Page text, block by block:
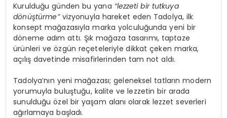
Kurulduğu günden bu yana “lezzeti bir tutkuya
dönüştürme”vizyonuyla hareket eden Tadolya, ilk
konsept mağazasıyla marka yolculuğunda yeni bir
döneme adım attı. Şık mağaza tasarımı, taptaze
ürünleri ve özgün reçeteleriyle dikkat çeken marka,
açılış davetinde misafirlerinden tam not aldı.
Tadolya’nın yeni mağazası; geleneksel tatların modern
yorumuyla buluştuğu, kalite ve lezzetin bir arada
sunulduğu özel bir yaşam alanı olarak lezzet severleri
ağırlamaya başladı.